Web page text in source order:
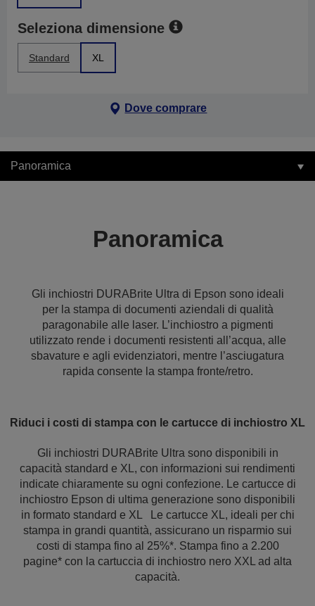
Seleziona dimensione
Standard XL
Dove comprare
Panoramica
Panoramica
Gli inchiostri DURABrite Ultra di Epson sono ideali
per la stampa di documenti aziendali di qualità
paragonabile alle laser. L’inchiostro a pigmenti
utilizzato rende i documenti resistenti all’acqua, alle
sbavature e agli evidenziatori, mentre l’asciugatura
rapida consente la stampa fronte/retro.
Riduci i costi di stampa con le cartucce di inchiostro XL
Gli inchiostri DURABrite Ultra sono disponibili in
capacità standard e XL, con informazioni sui rendimenti
indicate chiaramente su ogni confezione. Le cartucce di
inchiostro Epson di ultima generazione sono disponibili
in formato standard e XL Le cartucce XL, ideali per chi
stampa in grandi quantità, assicurano un risparmio sui
costi di stampa fino al 25%*. Stampa fino a 2.200
pagine* con la cartuccia di inchiostro nero XXL ad alta
capacità.